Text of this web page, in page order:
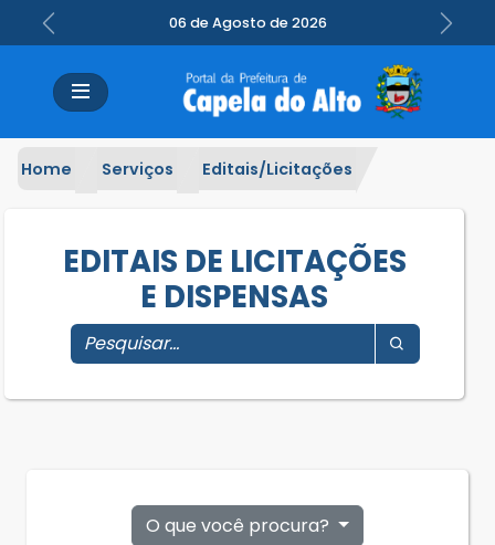
06 de Agosto de 2026
Previous Next
Home Serviços Editais/Licitações
EDITAIS DE LICITAÇÕES
E DISPENSAS
O que você procura?